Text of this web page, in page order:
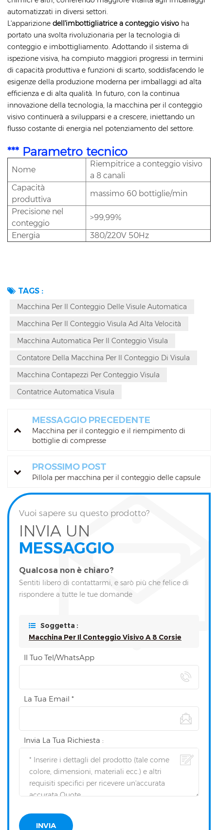
automatizzati in diversi settori.
L'apparizione dell'imbottigliatrice a conteggio visivo ha
portato una svolta rivoluzionaria per la tecnologia di
conteggio e imbottigliamento. Adottando il sistema di
ispezione visiva, ha compiuto maggiori progressi in termini
di capacità produttiva e funzioni di scarto, soddisfacendo le
esigenze della produzione moderna per imballaggi ad alta
efficienza e di alta qualità. In futuro, con la continua
innovazione della tecnologia, la macchina per il conteggio
visivo continuerà a svilupparsi e a crescere, iniettando un
flusso costante di energia nel potenziamento del settore.
*** Parametro tecnico
Nome
Riempitrice a conteggio visivo
a 8 canali
Capacità
produttiva
massimo 60 bottiglie/min
Precisione nel
conteggio
>99,99%
Energia
380/220V 50Hz
TAGS :
Macchina Per Il Conteggio Delle Visule Automatica
Macchina Per Il Conteggio Visula Ad Alta Velocità
Macchina Automatica Per Il Conteggio Visula
Contatore Della Macchina Per Il Conteggio Di Visula
Macchina Contapezzi Per Conteggio Visula
Contatrice Automatica Visula
MESSAGGIO PRECEDENTE
Macchina per il conteggio e il riempimento di
bottiglie di compresse
PROSSIMO POST
Pillola per macchina per il conteggio delle capsule
Vuoi sapere su questo prodotto?
INVIA UN
MESSAGGIO
Qualcosa non è chiaro?
Sentiti libero di contattarmi, e sarò più che felice di
rispondere a tutte le tue domande
Soggetta :
Macchina Per Il Conteggio Visivo A 8 Corsie
Il Tuo Tel/WhatsApp
La Tua Email *
Invia La Tua Richiesta :